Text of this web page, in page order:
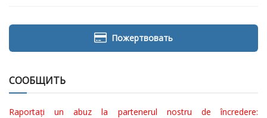
Пожертвовать
СООБЩИТЬ
Raportați un abuz la partenerul nostru de încredere: